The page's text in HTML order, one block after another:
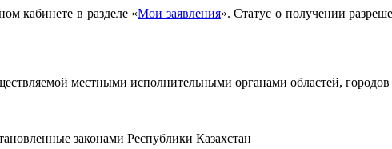
кабинете в разделе «Мои заявления». Статус о получении
местными исполнительными органами областей,
законами Республики Казахстан